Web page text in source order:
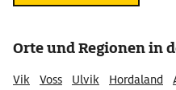
Orte und Regionen in
Vik Voss Ulvik Hordaland